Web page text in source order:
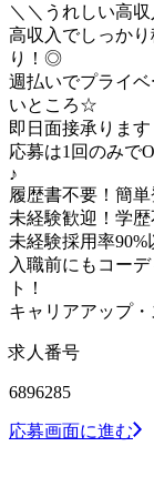
＼＼うれしい高
高収入でしっか
り！◎
週払いでプライ
いところ☆
即日面接承ります
応募は1回のみで
♪
履歴書不要！簡
未経験歓迎！学
未経験採用率90%
入職前にもコー
ト！
キャリアアップ
求人番号
6896285
応募画面に進む